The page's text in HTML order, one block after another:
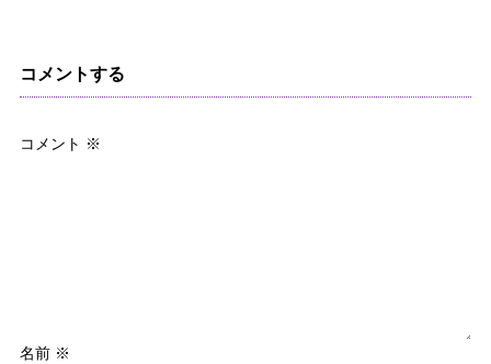
コメントする
コメント ※
名前 ※